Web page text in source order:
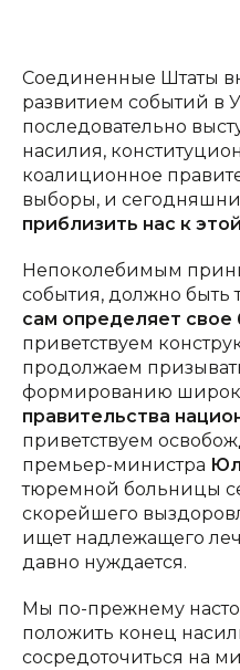
Соединенные Штаты
развитием событий в
последовательно
насилия,
коалиционное
выборы, и
приблизить нас к
Непоколебимым
события, должно быть
сам определяет свое
приветствуем
продолжаем
формированию
правительства
приветствуем
премьер-министра
тюремной больницы
скорейшего
ищет надлежащего
давно нуждается.
Мы по-прежнему
положить конец
сосредоточиться на